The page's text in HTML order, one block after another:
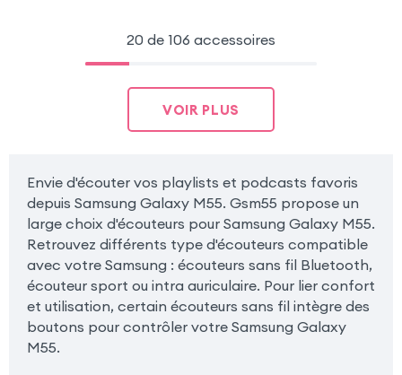
20 de 106 accessoires
VOIR PLUS
Envie d'écouter vos playlists et podcasts favoris
depuis Samsung Galaxy M55. Gsm55 propose un
large choix d'écouteurs pour Samsung Galaxy M55.
Retrouvez différents type d'écouteurs compatible
avec votre Samsung : écouteurs sans fil Bluetooth,
écouteur sport ou intra auriculaire. Pour lier confort
et utilisation, certain écouteurs sans fil intègre des
boutons pour contrôler votre Samsung Galaxy
M55.